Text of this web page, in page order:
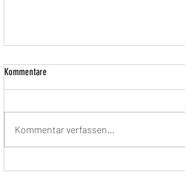
Partnerschaft für Demokratie beim Tag der
Kommentare
Kommentar verfassen...